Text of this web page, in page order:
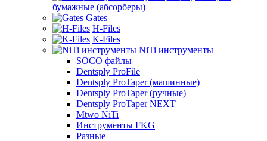
бумажные (абсорберы)
Gates
H-Files
K-Files
NiTi инструменты
SOCO файлы
Dentsply ProFile
Dentsply ProTaper (машинные)
Dentsply ProTaper (ручные)
Dentsply ProTaper NEXT
Mtwo NiTi
Инструменты FKG
Разные